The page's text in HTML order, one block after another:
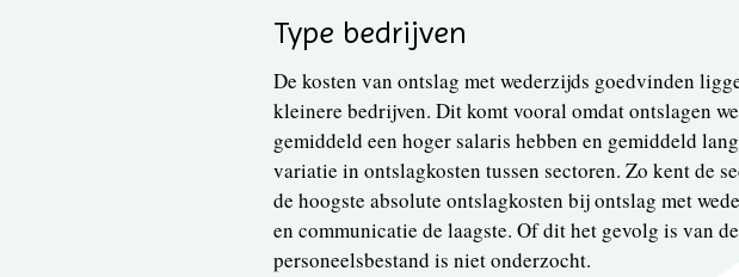
Type bedrijven
De kosten van ontslag met wederzijds goedvinden
kleinere bedrijven. Dit komt vooral omdat ontslagen
gemiddeld een hoger salaris hebben en gemiddeld
variatie in ontslagkosten tussen sectoren. Zo kent de
de hoogste absolute ontslagkosten bij ontslag met
en communicatie de laagste. Of dit het gevolg is van
personeelsbestand is niet onderzocht.